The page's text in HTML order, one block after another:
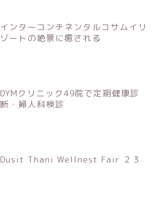
インターコンチネンタルコサムイリ
ゾートの絶景に癒される
DYMクリニック49院で定期健康診
断・婦人科検診
Dusit Thani Wellnest Fair ２３